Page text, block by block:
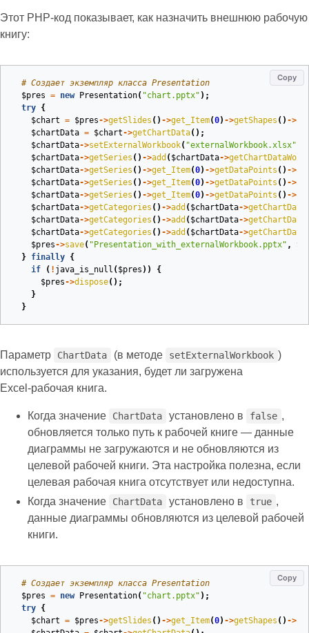
Этот PHP‑код показывает, как назначить внешнюю рабочую
книгу:
Copy
# Создает экземпляр класса Presentation
$pres = new Presentation( "chart.pptx" );
try {
$chart = $pres->getSlides () ->get_Item(0) ->getShapes () ->
$chartData = $chart->getChartData();
$chartData->setExternalWorkbook( "externalWorkbook.xlsx"
$chartData->getSeries () ->add ( $chartData->
$chartData->getSeries () ->get_Item(0) ->getDataPoints () ->
$chartData->getSeries () ->get_Item(0) ->getDataPoints () ->
$chartData->getSeries () ->get_Item(0) ->getDataPoints () ->
$chartData->getCategories () ->add ( $chartData->
$chartData->getCategories () ->add ( $chartData->
$chartData->getCategories () ->add ( $chartData->
$pres->save( "Presentation_with_externalWorkbook.pptx" ,
} finally {
if
( ! java_is_null ( $pres ))
{
$pres->dispose();
}
}
Параметр ChartData (в методе setExternalWorkbook )
используется для указания, будет ли загружена
Excel‑рабочая книга.
Когда значение ChartData установлено в false ,
обновляется только путь к рабочей книге — данные
диаграммы не загружаются и не обновляются из
целевой рабочей книги. Эта настройка полезна, если
целевая рабочая книга отсутствует или недоступна.
Когда значение
ChartData установлено в true ,
данные диаграммы обновляются из целевой рабочей
книги.
Copy
# Создает экземпляр класса Presentation
$pres = new Presentation( "chart.pptx" );
try {
$chart = $pres->getSlides () ->get_Item(0) ->getShapes () ->